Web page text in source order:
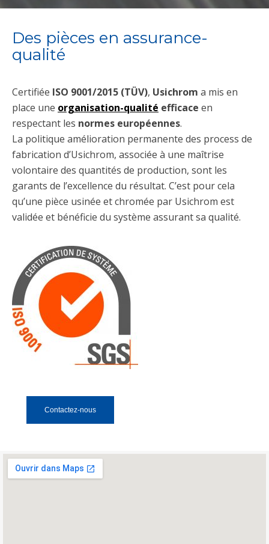
Des pièces en assurance-
qualité
Certifiée ISO 9001/2015 (TÜV), Usichrom a mis en
place une organisation-qualité efficace en
respectant les normes européennes.
La politique amélioration permanente des process de
fabrication d’Usichrom, associée à une maîtrise
volontaire des quantités de production, sont les
garants de l’excellence du résultat. C’est pour cela
qu’une pièce usinée et chromée par Usichrom est
validée et bénéficie du système assurant sa qualité.
Contactez-nous